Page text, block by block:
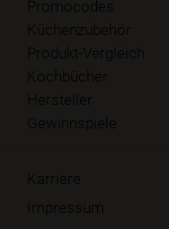
Promocodes
Küchenzubehör
Produkt-Vergleich
Kochbücher
Hersteller
Gewinnspiele
Karriere
Impressum